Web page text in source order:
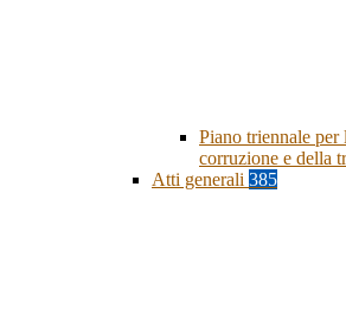
Piano triennale per
corruzione e della
Atti generali 385